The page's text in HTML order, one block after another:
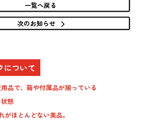
一覧へ戻る
次のお知らせ
ついて
品で、箱や付属品が揃っている
態
がほとんどない美品。